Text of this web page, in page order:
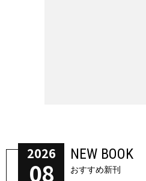
2026
08
NEW BOOK
おすすめ新刊